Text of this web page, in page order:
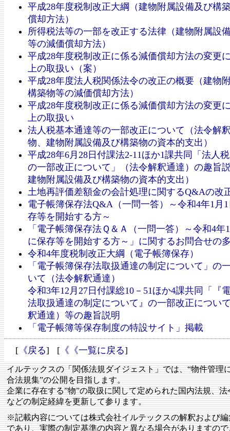
平成28年度税制改正大綱（建物附属設備及び構
償却方法）
所得税法等の一部を改正する法律（建物附属設
等の減価償却方法）
平成28年度税制改正に係る減価償却方法の変更
上の取扱い（案）
平成28年度法人税関係法令の改正の概要（建物
構築物等の減価償却方法）
平成28年度税制改正に係る減価償却方法の変更
上の取扱い
法人税基本通達等の一部改正について（法令解
物、建物附属設備及び構築物の資本的支出）
平成28年6月28日付課法2-11ほか1課共同「法人
の一部改正について」（法令解釈通達）の趣旨
建物附属設備及び構築物の資本的支出）
土地再評価差額金の会計処理に関するQ&Aの改
電子帳簿保存法Q&A（一問一答）～令和4年1月
存等を開始する方～
「電子帳簿保存法Ｑ＆Ａ（一問一答）～令和4年
に保存等を開始する方～」に関するお問合せの
令和4年度税制改正大綱（電子帳簿保存）
「電子帳簿保存法取扱通達の制定について」の
いて（法令解釈通達）
令和3年12月27日付課総10－51ほか4課共同「『
法取扱通達の制定について』の一部改正につい
釈通達）等の趣旨説明
「電子帳簿等保存制度の特設サイト」掲載
[《戻る] [《《一覧に戻る]
イルテックスの「関係法規ダイジェスト」では、“物件管理
合法規集”の公開を目指します。
企業に存在する”物”の取扱に関して定められた国内法規、
などの制定経緯を更新して参ります。
※記載内容については株式会社イルテックスの解釈および
であり、実際の制定基準の内容と異なる場合がありますの